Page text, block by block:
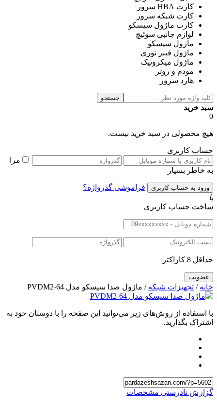
کارت HBA سرور
کارت شبکه سرور
کارت ماژول سیسکو
لوازم جانبی سوئیچ
ماژول سیسکو
ماژول فیبر نوری
ماژول میکروتیک
مودم و روتر
هارد سرور
جستجو
سبد خرید
0
هیچ محصولی در سبد خرید نیست.
حساب کاربری
مرا
به خاطر بسپار
فراموشی گذرواژه؟
یا
ساخت حساب کاربری
حداقل 8 کاراکتر
خانه / تجهیزات شبکه / ماژول صدا سیسکو مدل PVDM2-64
با استفاده از روش‌های زیر می‌توانید این صفحه را با دوستان خود به
اشتراک بگذارید.
گزارش نادرستی مشخصات